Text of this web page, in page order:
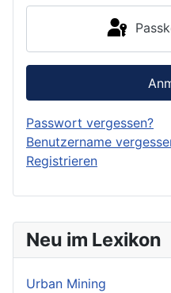
Neu im Lexikon
Urban Mining
Passwort vergessen?
Benutzername
Registrieren